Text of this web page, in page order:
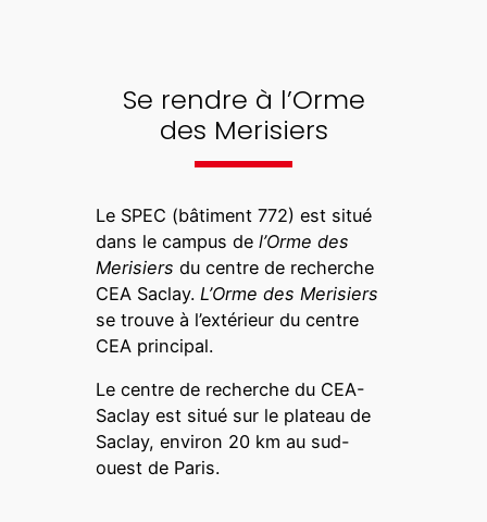
Se rendre à l’Orme
des Merisiers
Le SPEC (bâtiment 772) est situé
dans le campus de l’Orme des
Merisiers du centre de recherche
CEA Saclay. L’Orme des Merisiers
se trouve à l’extérieur du centre
CEA principal.
Le centre de recherche du CEA-
Saclay est situé sur le plateau de
Saclay, environ 20 km au sud-
ouest de Paris.